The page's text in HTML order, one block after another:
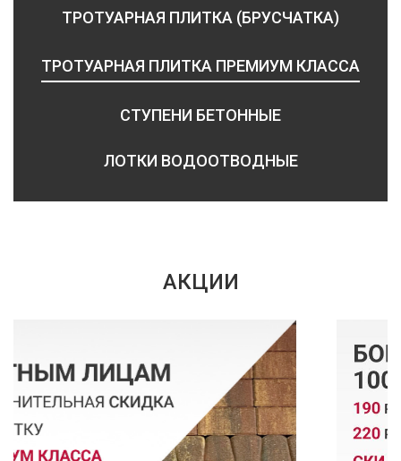
ТРОТУАРНАЯ ПЛИТКА (БРУСЧАТКА)
ТРОТУАРНАЯ ПЛИТКА ПРЕМИУМ КЛАССА
СТУПЕНИ БЕТОННЫЕ
ЛОТКИ ВОДООТВОДНЫЕ
АКЦИИ